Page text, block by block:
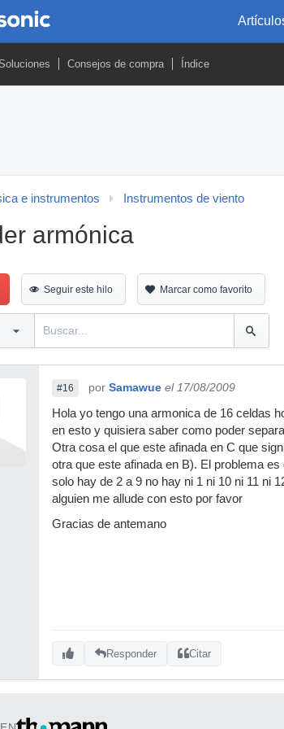
Consejos de compra Índice
e instrumentos Instrumentos de viento
armónica
Seguir este hilo Marcar como favorito
#16 por Samawue el 17/08/2009
Hola yo tengo una armonica de 16 celdas
en esto y quisiera saber como poder
Otra cosa el que este afinada en C que
otra que este afinada en B). El problema
solo hay de 2 a 9 no hay ni 1 ni 10 ni 11 ni
alguien me allude con esto por favor
Gracias de antemano
Responder Citar